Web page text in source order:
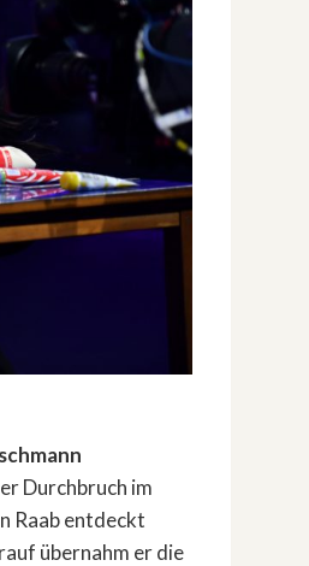
Durchbruch im
Raab entdeckt
übernahm er die